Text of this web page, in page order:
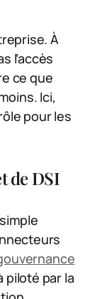
À
l’accès
ce que
Ici,
pour les
de DSI
piloté par la